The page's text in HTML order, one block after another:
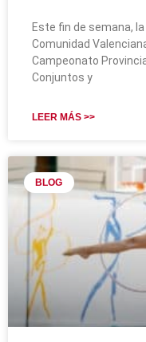
Este fin de semana,
Comunidad
Campeonato
Conjuntos y
LEER MÁS >>
BLOG